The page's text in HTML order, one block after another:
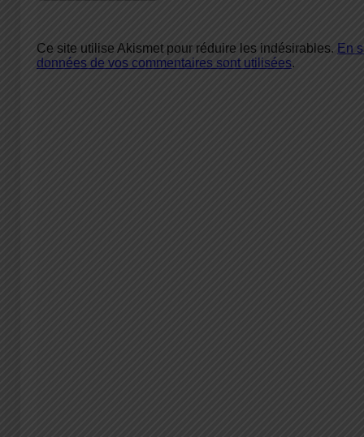
Ce site utilise Akismet pour réduire les indésirables. En
données de vos commentaires sont utilisées.